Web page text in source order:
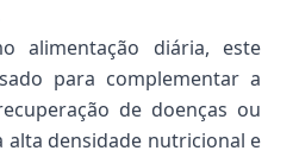
alimentação diária, este
para complementar a
de doenças ou
alta densidade nutricional e